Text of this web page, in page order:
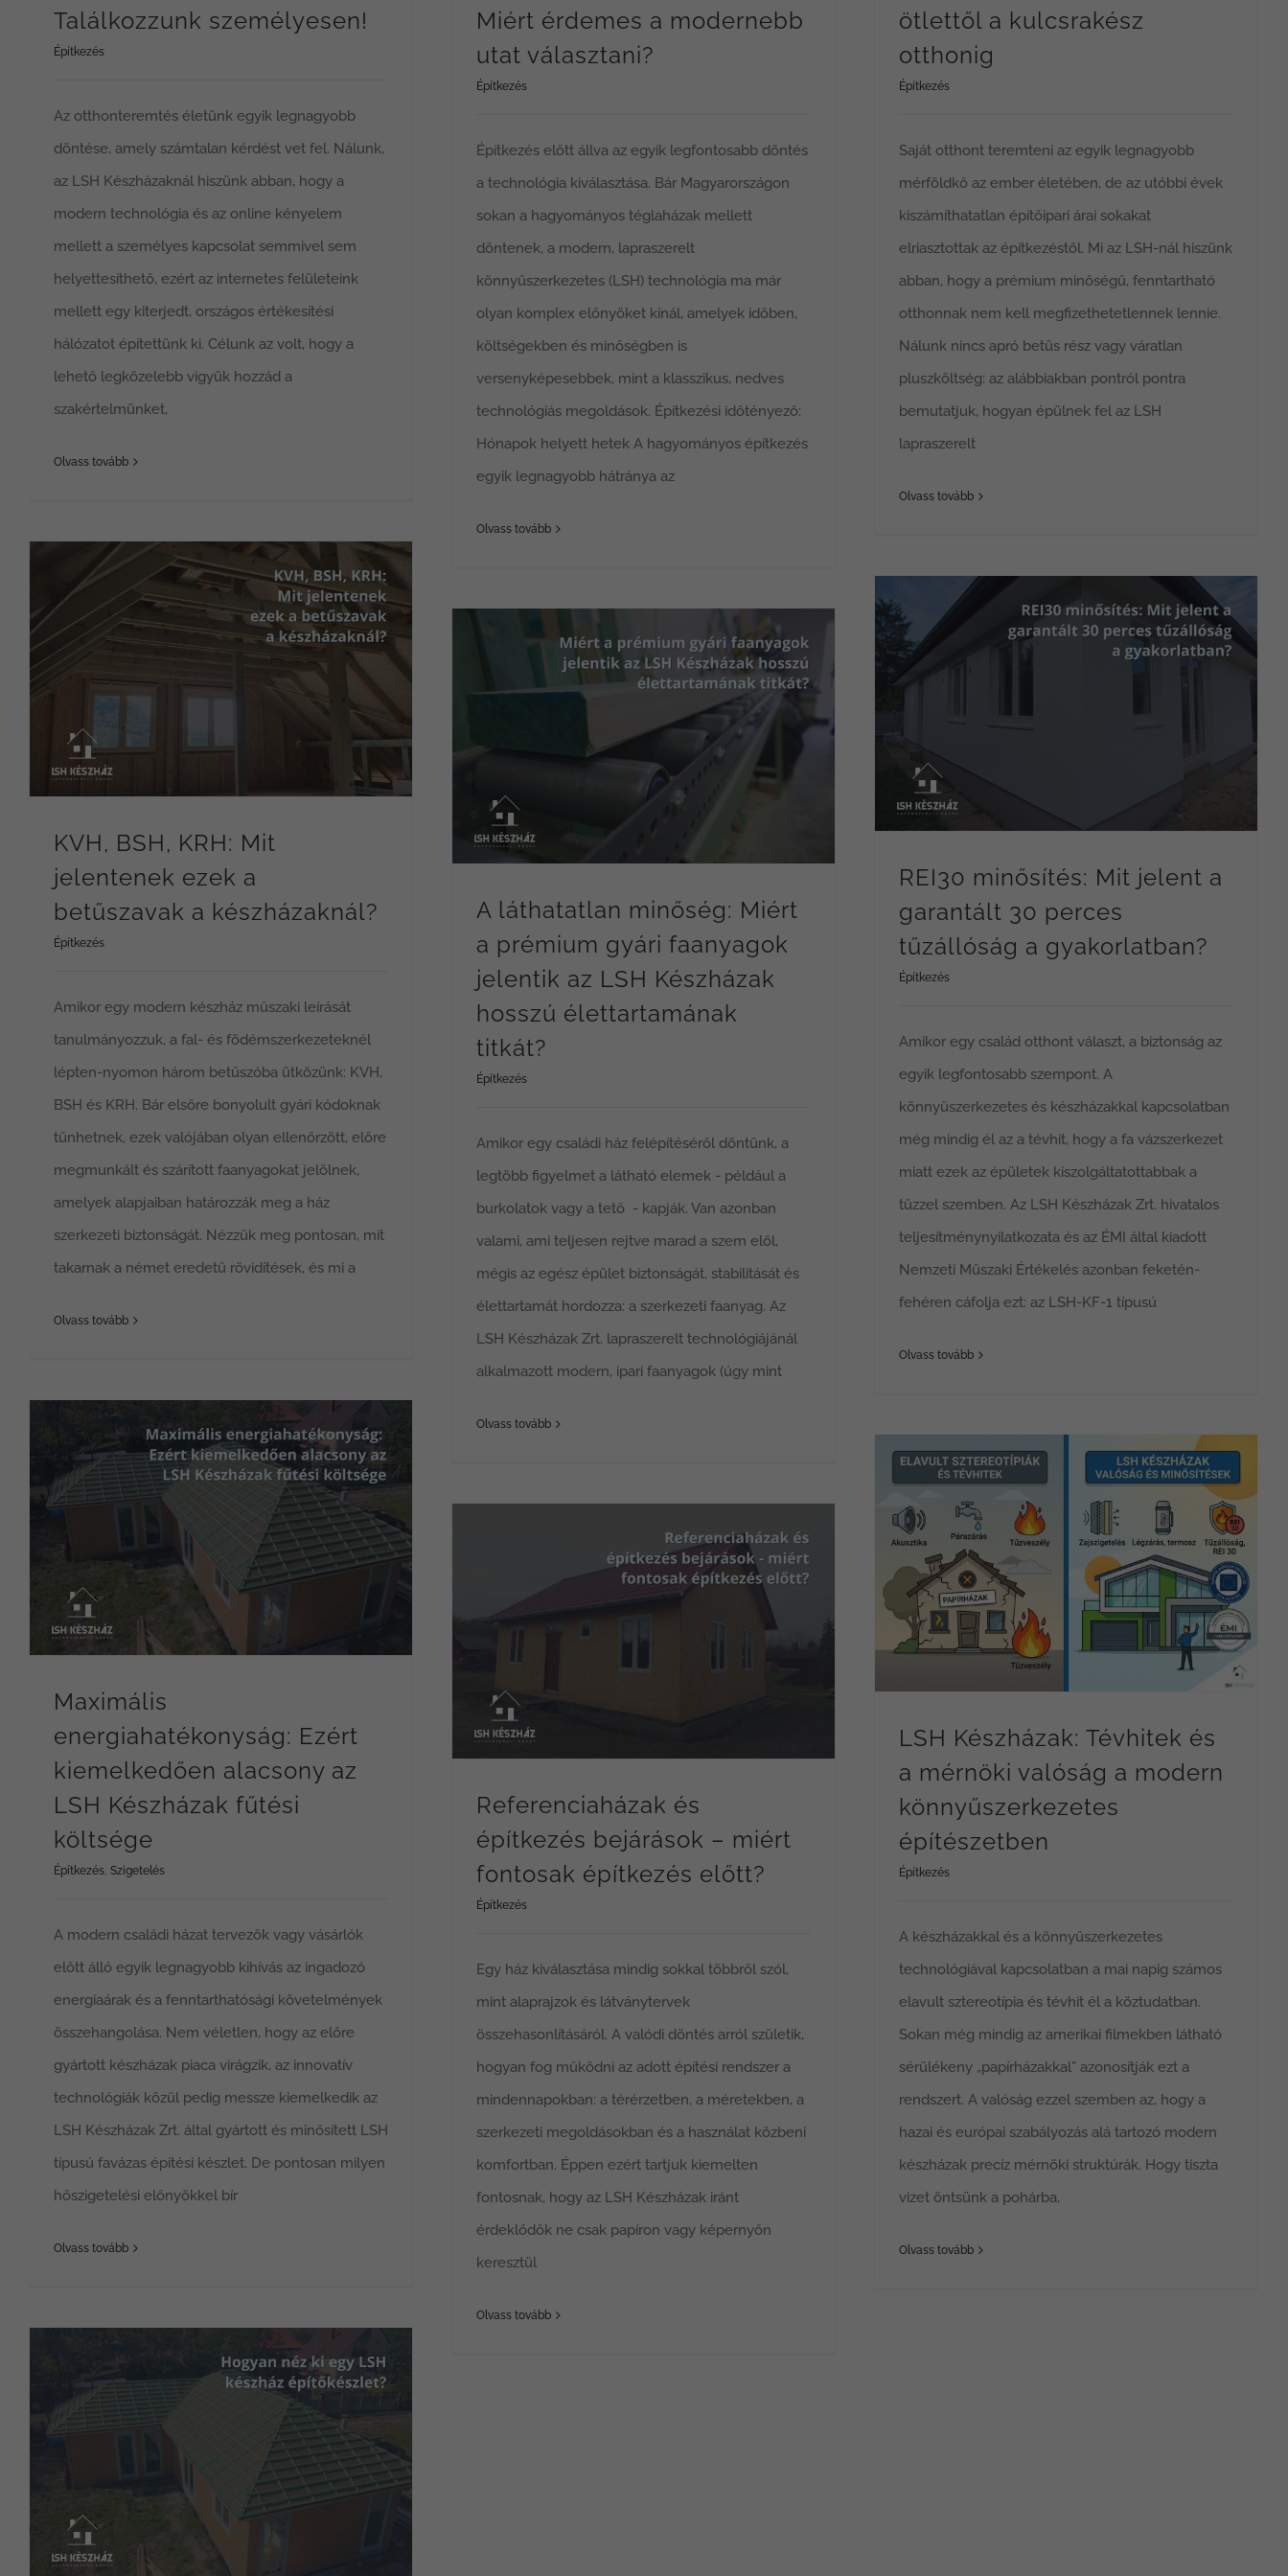
Találkozzunk személyesen!
Építkezés
Az otthonteremtés életünk egyik legnagyobb
döntése, amely számtalan kérdést vet fel. Nálunk,
az LSH Készházaknál hiszünk abban, hogy a
modern technológia és az online kényelem
mellett a személyes kapcsolat semmivel sem
helyettesíthető, ezért az internetes felületeink
mellett egy kiterjedt, országos értékesítési
hálózatot építettünk ki. Célunk az volt, hogy a
lehető legközelebb vigyük hozzád a
szakértelmünket,
Olvass tovább
Miért érdemes a modernebb
utat választani?
Építkezés
Építkezés előtt állva az egyik legfontosabb döntés
a technológia kiválasztása. Bár Magyarországon
sokan a hagyományos téglaházak mellett
döntenek, a modern, lapraszerelt
könnyűszerkezetes (LSH) technológia ma már
olyan komplex előnyöket kínál, amelyek időben,
költségekben és minőségben is
versenyképesebbek, mint a klasszikus, nedves
technológiás megoldások. Építkezési időtényező:
Hónapok helyett hetek A hagyományos építkezés
egyik legnagyobb hátránya az
Olvass tovább
ötlettől a kulcsrakész
otthonig
Építkezés
Saját otthont teremteni az egyik legnagyobb
mérföldkő az ember életében, de az utóbbi évek
kiszámíthatatlan építőipari árai sokakat
elriasztottak az építkezéstől. Mi az LSH-nál hiszünk
abban, hogy a prémium minőségű, fenntartható
otthonnak nem kell megfizethetetlennek lennie.
Nálunk nincs apró betűs rész vagy váratlan
pluszköltség: az alábbiakban pontról pontra
bemutatjuk, hogyan épülnek fel az LSH
lapraszerelt
Olvass tovább
KVH, BSH, KRH: Mit
jelentenek ezek a
betűszavak a készházaknál?
Építkezés
Amikor egy modern készház műszaki leírását
tanulmányozzuk, a fal- és födémszerkezeteknél
lépten-nyomon három betűszóba ütközünk: KVH,
BSH és KRH. Bár elsőre bonyolult gyári kódoknak
tűnhetnek, ezek valójában olyan ellenőrzött, előre
megmunkált és szárított faanyagokat jelölnek,
amelyek alapjaiban határozzák meg a ház
szerkezeti biztonságát. Nézzük meg pontosan, mit
takarnak a német eredetű rövidítések, és mi a
Olvass tovább
REI30 minősítés: Mit jelent a
garantált 30 perces
tűzállóság a gyakorlatban?
Építkezés
Amikor egy család otthont választ, a biztonság az
egyik legfontosabb szempont. A
könnyűszerkezetes és készházakkal kapcsolatban
még mindig él az a tévhit, hogy a fa vázszerkezet
miatt ezek az épületek kiszolgáltatottabbak a
tűzzel szemben. Az LSH Készházak Zrt. hivatalos
teljesítménynyilatkozata és az ÉMI által kiadott
Nemzeti Műszaki Értékelés azonban feketén-
fehéren cáfolja ezt: az LSH-KF-1 típusú
Olvass tovább
A láthatatlan minőség: Miért
a prémium gyári faanyagok
jelentik az LSH Készházak
hosszú élettartamának
titkát?
Építkezés
Amikor egy családi ház felépítéséről döntünk, a
legtöbb figyelmet a látható elemek - például a
burkolatok vagy a tető - kapják. Van azonban
valami, ami teljesen rejtve marad a szem elől,
mégis az egész épület biztonságát, stabilitását és
élettartamát hordozza: a szerkezeti faanyag. Az
LSH Készházak Zrt. lapraszerelt technológiájánál
alkalmazott modern, ipari faanyagok (úgy mint
Olvass tovább
Maximális
energiahatékonyság: Ezért
kiemelkedően alacsony az
LSH Készházak fűtési
költsége
Építkezés, Szigetelés
A modern családi házat tervezők vagy vásárlók
előtt álló egyik legnagyobb kihívás az ingadozó
energiaárak és a fenntarthatósági követelmények
összehangolása. Nem véletlen, hogy az előre
gyártott készházak piaca virágzik, az innovatív
technológiák közül pedig messze kiemelkedik az
LSH Készházak Zrt. által gyártott és minősített LSH
típusú favázas építési készlet. De pontosan milyen
hőszigetelési előnyökkel bír
Olvass tovább
LSH Készházak: Tévhitek és
a mérnöki valóság a modern
könnyűszerkezetes
építészetben
Építkezés
A készházakkal és a könnyűszerkezetes
technológiával kapcsolatban a mai napig számos
elavult sztereotípia és tévhit él a köztudatban.
Sokan még mindig az amerikai filmekben látható
sérülékeny „papírházakkal” azonosítják ezt a
rendszert. A valóság ezzel szemben az, hogy a
hazai és európai szabályozás alá tartozó modern
készházak precíz mérnöki struktúrák. Hogy tiszta
vizet öntsünk a pohárba,
Olvass tovább
Referenciaházak és
építkezés bejárások – miért
fontosak építkezés előtt?
Építkezés
Egy ház kiválasztása mindig sokkal többről szól,
mint alaprajzok és látványtervek
összehasonlításáról. A valódi döntés arról születik,
hogyan fog működni az adott építési rendszer a
mindennapokban: a térérzetben, a méretekben, a
szerkezeti megoldásokban és a használat közbeni
komfortban. Éppen ezért tartjuk kiemelten
fontosnak, hogy az LSH Készházak iránt
érdeklődők ne csak papíron vagy képernyőn
keresztül
Olvass tovább